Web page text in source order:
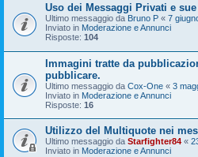
Uso dei Messaggi Privati e
Ultimo messaggio da Bruno P « 7
Inviato in Moderazione e Annunci
Risposte: 104
Immagini tratte da
pubblicare.
Ultimo messaggio da Cox-One « 3
Inviato in Moderazione e Annunci
Risposte: 16
Utilizzo del Multiquote nei
Ultimo messaggio da Starfighter84 «
Inviato in Moderazione e Annunci